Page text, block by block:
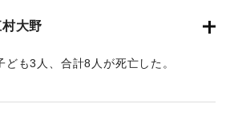
を負った。
10年6月25日朝刊7面】
大野
も3人、合計8人が死亡した。